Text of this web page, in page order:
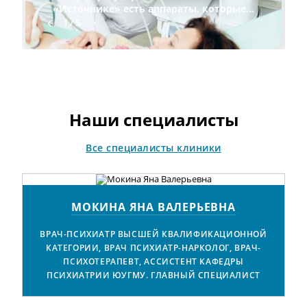
«Источнике» есть аппараты, которые
представлены в единичном
экземпляре во всей области. Наши
специалисты в совершенстве освоили
быть в курсе последних тенденций в
мире медицины.
1 / 5
Наши специалисты
Все специалисты клиники
МОКИНА ЯНА ВАЛЕРЬЕВНА
ВРАЧ-ПСИХИАТР ВЫСШЕЙ КВАЛИФИКАЦИОННОЙ
КАТЕГОРИИ, ВРАЧ ПСИХИАТР-НАРКОЛОГ, ВРАЧ-
ПСИХОТЕРАПЕВТ, АССИСТЕНТ КАФЕДРЫ
ПСИХИАТРИИ ЮУГМУ. ГЛАВНЫЙ СПЕЦИАЛИСТ